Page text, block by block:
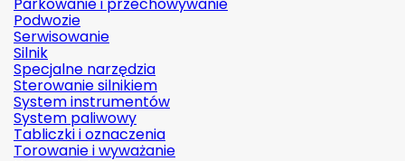
Podwozie
Serwisowanie
Silnik
Specjalne narzędzia
Sterowanie silnikiem
System instrumentów
System paliwowy
Tabliczki i oznaczenia
Torowanie i wyważanie